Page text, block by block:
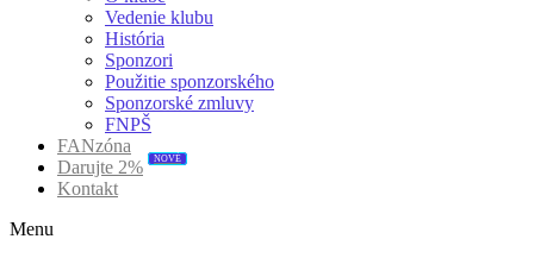
Vedenie klubu
História
Sponzori
Použitie sponzorského
Sponzorské zmluvy
FNPŠ
FANzóna
Darujte 2%
NOVÉ
Kontakt
Menu